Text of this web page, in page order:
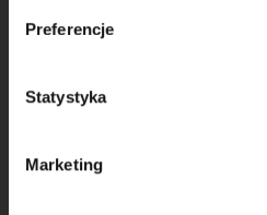
prywatności.
Preferencje
Statystyka
Marketing
od Taylor & Colledge
deserów,